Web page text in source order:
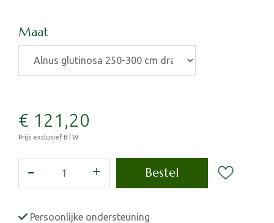
Maat
€ 121 ,20
Prijs exclusief BTW
Persoonlijke ondersteuning